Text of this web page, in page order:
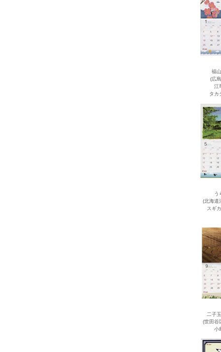
福
(広
江
タカ
う
(北海道
スギ
二子
(世田谷
小